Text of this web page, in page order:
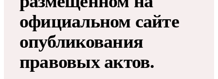
официальном сайте
опубликования
правовых актов.